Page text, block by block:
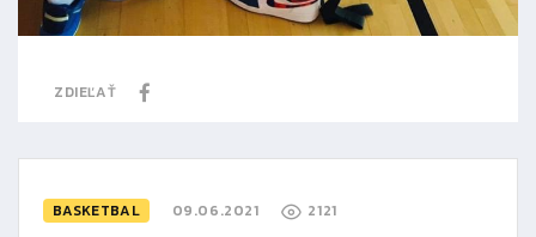
ZDIEĽAŤ
BASKETBAL 09.06.2021 2121